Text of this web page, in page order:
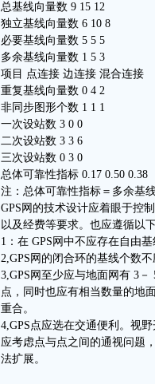
总基线向量数 9 15 12
独立基线向量数 6 10 8
必要基线向量数 5 5 5
多余基线向量数 1 5 3
项目 点连接 边连接 混合连接
重复基线向量数 0 4 2
非同步图形个数 1 1 1
一次设站数 3 0 0
二次设站数 3 3 6
三次设站数 0 3 0
总体可靠性指标 0.17 0.50 0.38
注：总体可靠性指标＝多余基
GPS网的技术设计应着眼于控
以及经费等要求。也应遵循以
1：在 GPS网中不应存在自由基
2,GPS网的闭合环的基线个数不
3,GPS网至少应与地面网有 3－
点，同时也应有相当数量的地
重合。
4,GPS点应选在交通便利。视
应考虑点与点之间的通视问题
法扩展。